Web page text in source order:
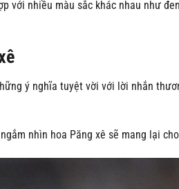
với nhiều màu sắc khác nhau như
ý nghĩa tuyệt vời với lời nhắn
nhìn hoa Păng xê sẽ mang lại